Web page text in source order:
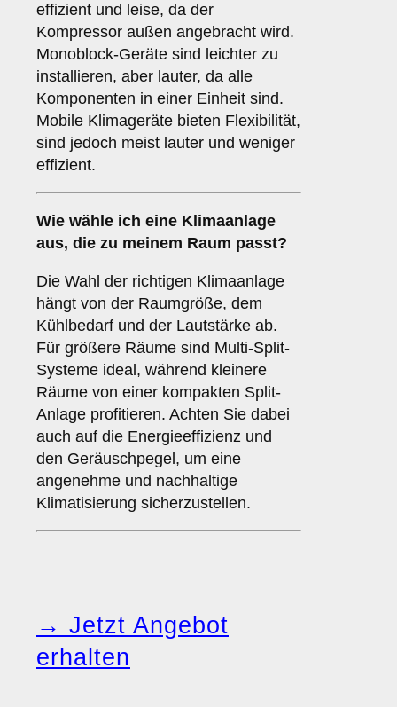
effizient und leise, da der
Kompressor außen angebracht wird.
Monoblock-Geräte sind leichter zu
installieren, aber lauter, da alle
Komponenten in einer Einheit sind.
Mobile Klimageräte bieten Flexibilität,
sind jedoch meist lauter und weniger
effizient.
Wie wähle ich eine Klimaanlage
aus, die zu meinem Raum passt?
Die Wahl der richtigen Klimaanlage
hängt von der Raumgröße, dem
Kühlbedarf und der Lautstärke ab.
Für größere Räume sind Multi-Split-
Systeme ideal, während kleinere
Räume von einer kompakten Split-
Anlage profitieren. Achten Sie dabei
auch auf die Energieeffizienz und
den Geräuschpegel, um eine
angenehme und nachhaltige
Klimatisierung sicherzustellen.
→ Jetzt Angebot
erhalten